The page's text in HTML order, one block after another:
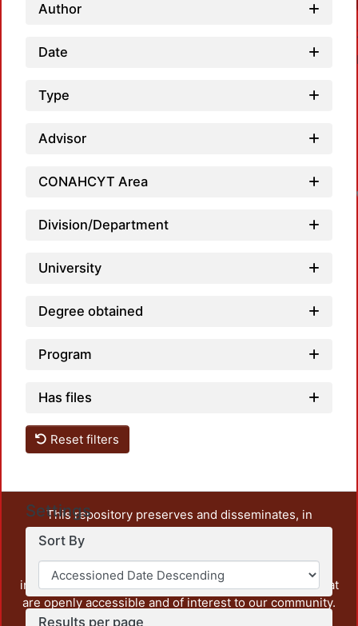
Author
Date
Type
Advisor
CONAHCYT Area
Division/Department
University
Degree obtained
Program
Has files
Reset filters
Settings
Sort By
Results per page
This repository preserves and disseminates, in
unrestricted open access, the teaching and research
output of UAM Azcapotzalco. It also includes some
administrative and graphic documents from the
institution, as well as content from other institutions that
are openly accessible and of interest to our community.